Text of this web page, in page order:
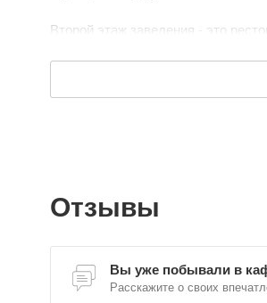
Второй этаж заведения - это
Меню предлагает блюда
Отзывы
Вы уже побывали в
Расскажите о своих